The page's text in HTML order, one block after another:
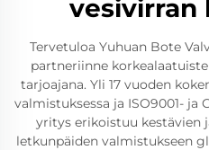
vesivirran
Tervetuloa Yuhuan Bote
partneriinne
tarjoajana. Yli 17 vuoden
valmistuksessa ja ISO9001-
yritys erikoistuu kestävien
letkunpäiden valmistukseen